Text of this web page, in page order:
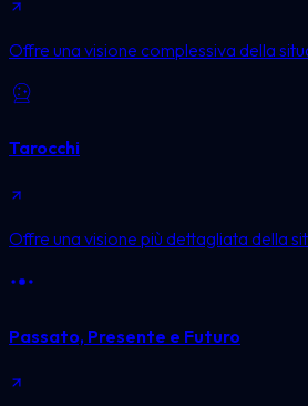
Offre una visione complessiva della
Tarocchi
Offre una visione più dettagliata della
Passato, Presente e Futuro